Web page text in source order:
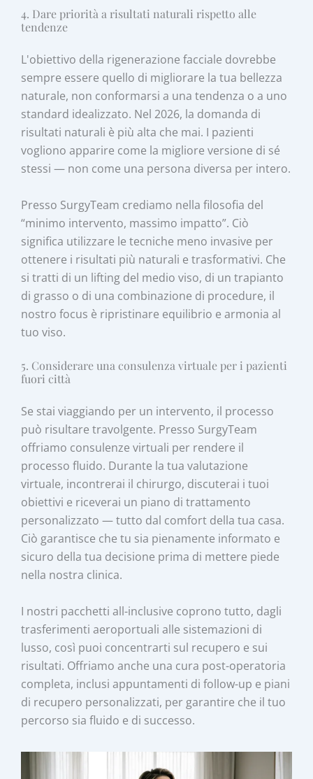
4. Dare priorità a risultati naturali rispetto alle
tendenze
L'obiettivo della rigenerazione facciale dovrebbe
sempre essere quello di migliorare la tua bellezza
naturale, non conformarsi a una tendenza o a uno
standard idealizzato. Nel 2026, la domanda di
risultati naturali è più alta che mai. I pazienti
vogliono apparire come la migliore versione di sé
stessi — non come una persona diversa per intero.
Presso SurgyTeam crediamo nella filosofia del
“minimo intervento, massimo impatto”. Ciò
significa utilizzare le tecniche meno invasive per
ottenere i risultati più naturali e trasformativi. Che
si tratti di un lifting del medio viso, di un trapianto
di grasso o di una combinazione di procedure, il
nostro focus è ripristinare equilibrio e armonia al
tuo viso.
5. Considerare una consulenza virtuale per i pazienti
fuori città
Se stai viaggiando per un intervento, il processo
può risultare travolgente. Presso SurgyTeam
offriamo consulenze virtuali per rendere il
processo fluido. Durante la tua valutazione
virtuale, incontrerai il chirurgo, discuterai i tuoi
obiettivi e riceverai un piano di trattamento
personalizzato — tutto dal comfort della tua casa.
Ciò garantisce che tu sia pienamente informato e
sicuro della tua decisione prima di mettere piede
nella nostra clinica.
I nostri pacchetti all-inclusive coprono tutto, dagli
trasferimenti aeroportuali alle sistemazioni di
lusso, così puoi concentrarti sul recupero e sui
risultati. Offriamo anche una cura post-operatoria
completa, inclusi appuntamenti di follow-up e piani
di recupero personalizzati, per garantire che il tuo
percorso sia fluido e di successo.